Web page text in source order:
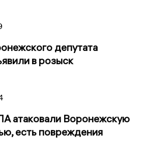
депутата
в розыск
атаковали Воронежскую
есть повреждения